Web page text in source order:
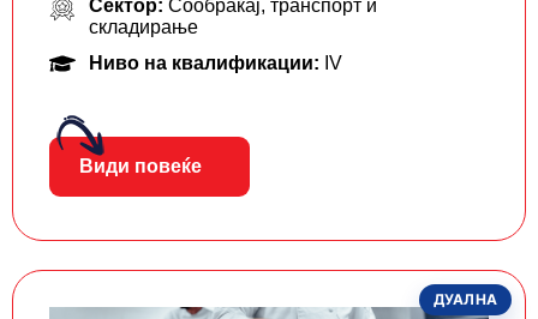
Сектор: Сообраќај, транспорт и
складирање
Ниво на квалификации: IV
Види повеќе
ДУАЛНА